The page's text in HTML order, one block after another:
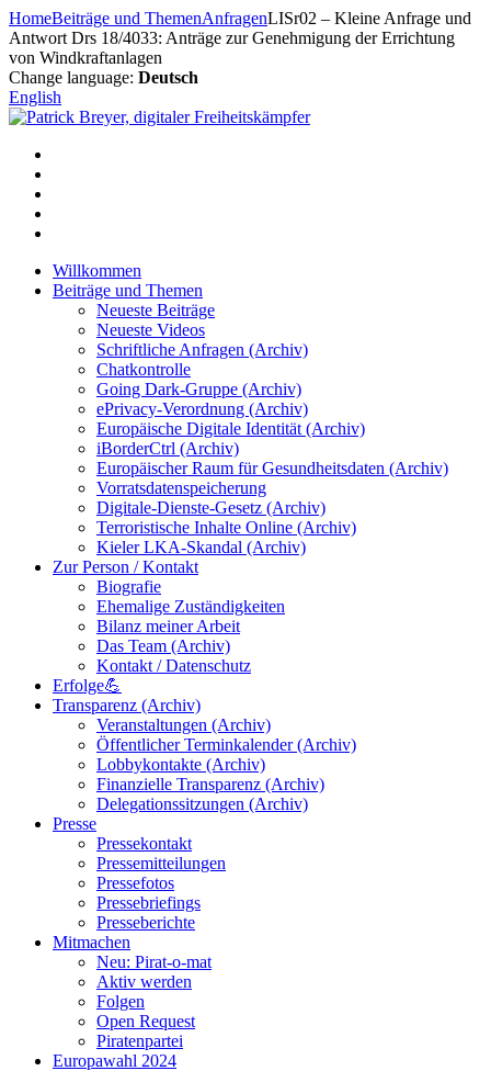
Zum
Inhalt
springen
HomeBeiträge und ThemenAnfragenLISr02 – Kleine Anfrage und
Antwort Drs 18/4033: Anträge zur Genehmigung der Errichtung
von Windkraftanlagen
Change language: Deutsch
English
Willkommen
Beiträge und Themen
Neueste Beiträge
Neueste Videos
Schriftliche Anfragen (Archiv)
Chatkontrolle
Going Dark-Gruppe (Archiv)
ePrivacy-Verordnung (Archiv)
Europäische Digitale Identität (Archiv)
iBorderCtrl (Archiv)
Europäischer Raum für Gesundheitsdaten (Archiv)
Vorratsdatenspeicherung
Digitale-Dienste-Gesetz (Archiv)
Terroristische Inhalte Online (Archiv)
Kieler LKA-Skandal (Archiv)
Zur Person / Kontakt
Biografie
Ehemalige Zuständigkeiten
Bilanz meiner Arbeit
Das Team (Archiv)
Kontakt / Datenschutz
Erfolge💪
Transparenz (Archiv)
Veranstaltungen (Archiv)
Öffentlicher Terminkalender (Archiv)
Lobbykontakte (Archiv)
Finanzielle Transparenz (Archiv)
Delegationssitzungen (Archiv)
Presse
Pressekontakt
Pressemitteilungen
Pressefotos
Pressebriefings
Presseberichte
Mitmachen
Neu: Pirat-o-mat
Aktiv werden
Folgen
Open Request
Piratenpartei
Europawahl 2024